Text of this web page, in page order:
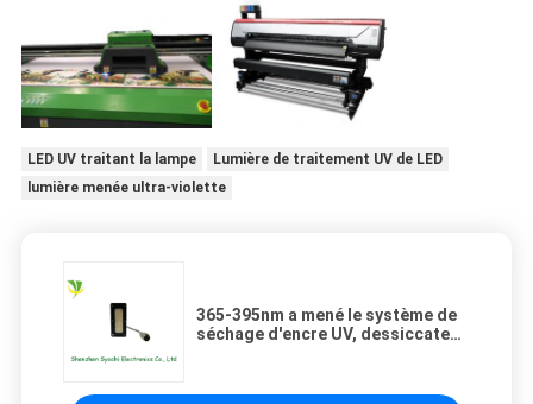
LED UV traitant la lampe
Lumière de traitement UV de LED
lumière menée ultra-violette
365-395nm a mené le système de
séchage d'encre UV, dessiccateur